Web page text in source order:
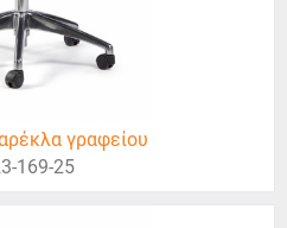
γραφείου
169-25